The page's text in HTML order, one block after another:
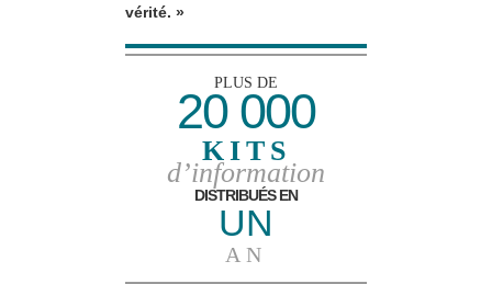
vérité. »
PLUS DE
20 000
KITS
d’information
DISTRIBUÉS EN
UN
AN